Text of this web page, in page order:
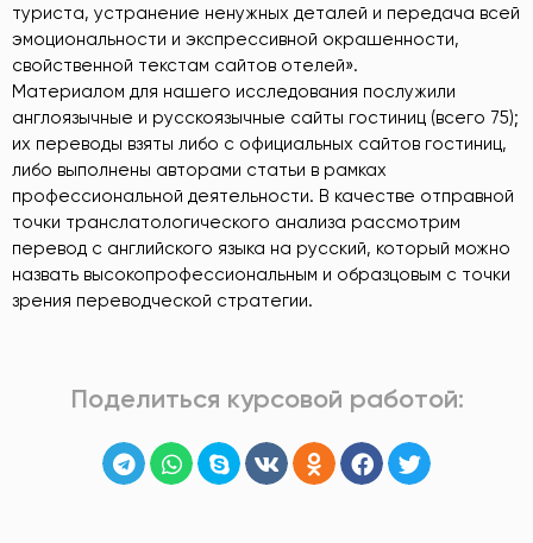
туриста, устранение ненужных деталей и передача всей
эмоциональности и экспрессивной окрашенности,
свойственной текстам сайтов отелей».
Материалом для нашего исследования послужили
англоязычные и русскоязычные сайты гостиниц (всего 75);
их переводы взяты либо с официальных сайтов гостиниц,
либо выполнены авторами статьи в рамках
профессиональной деятельности. В качестве отправной
точки транслатологического анализа рассмотрим
перевод с английского языка на русский, который можно
назвать высокопрофессиональным и образцовым с точки
зрения переводческой стратегии.
Поделиться курсовой работой: